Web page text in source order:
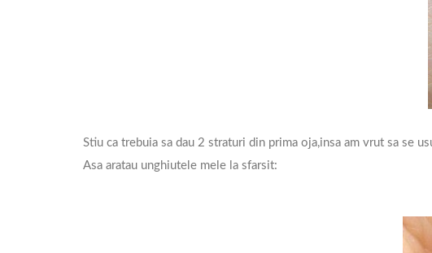
Stiu ca trebuia sa dau 2 straturi din prima oja,insa am vrut sa se
Asa aratau unghiutele mele la sfarsit: